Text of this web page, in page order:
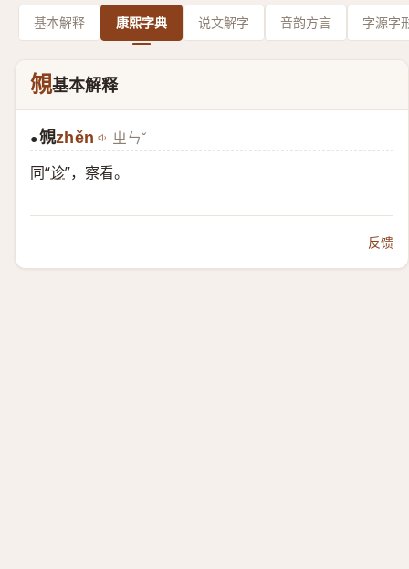
基本解释 康熙字典 说文解字 音韵方言 字源字
覙基本解释
●覙zhěn ㄓㄣˇ
同“诊”，察看。
反馈